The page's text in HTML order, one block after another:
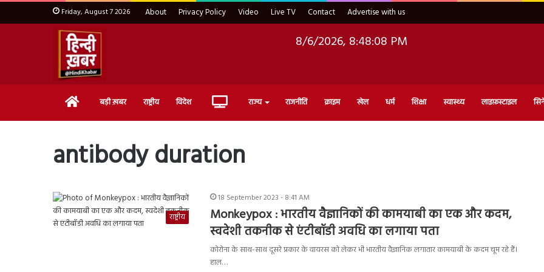
Friday, August 7 2026 About Privacy Policy Video Live TV Contact Advertise with us
8/6/2026, 8:48:09 PM
Home बड़ी ख़बर राष्ट्रीय विदेश Live राज्य राजनीति क्राइम खेल धर्म शिक्षा स्वास्थ्य लाइफ़स्टाइल
antibody duration
राष्ट्रीय
18 September 2023 - 8:41 AM
Monkeypox : भारतीय वैज्ञानिकों की कामयाबी का एक और कदम,
स्वदेशी तकनीक से एंटीबॉडी अवधि का लगाया पता
कोरोना के साथ-साथ दूसरे प्रकार के वायरस को लेकर भी भारतीय वैज्ञानिक लगातार कामयाबी के कदम चूम रहे हैं।
हाल…